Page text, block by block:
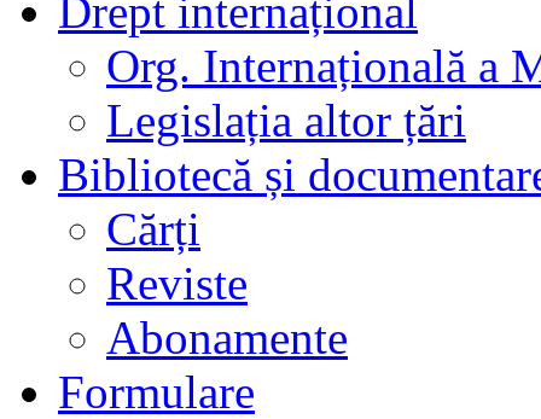
Drept internațional
Org. Internațională a
Legislația altor țări
Bibliotecă și
Cărți
Reviste
Abonamente
Formulare